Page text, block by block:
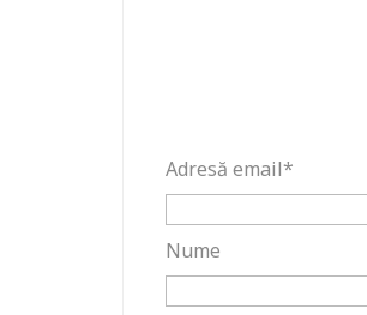
Adresă email*
Nume